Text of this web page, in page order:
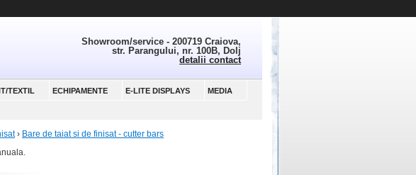
Showroom/service - 200719 Craiova,
str. Parangului, nr. 100B, Dolj
detalii contact
TEXTIL ECHIPAMENTE E-LITE DISPLAYS MEDIA
› Bare de taiat si de finisat - cutter bars